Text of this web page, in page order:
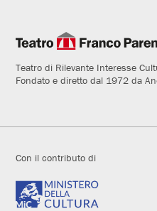
Teatro di Rilevante Interesse
Fondato e diretto dal 1972 da
Con il contributo di